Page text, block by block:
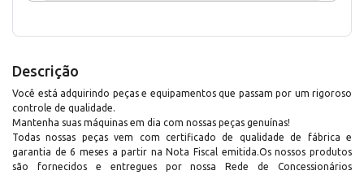
Descrição
Você está adquirindo peças e equipamentos que passam por um rigoroso
controle de qualidade.
Mantenha suas máquinas em dia com nossas peças genuínas!
Todas nossas peças vem com certificado de qualidade de fábrica e
garantia de 6 meses a partir na Nota Fiscal emitida.Os nossos produtos
são fornecidos e entregues por nossa Rede de Concessionários